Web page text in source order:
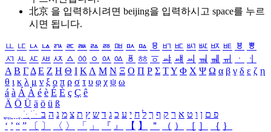
北京 을 입력하시려면 beijing을 입력하시고 space를 누르
시면 됩니다.
ㅥ ㅦ ㅧ ㅨ ㅩ ㅪ ㅫ ㅬ ㅭ ㅮ ㅯ ㅰ ㅱ ㅲ ㅳ ㅴ ㅵ ㅶ ㅷ ㅸ
ㅹ
ㅺ ㅻ ㅼ ㅽ ㅾ ㅿ ㆀ ㆁ ㆂ ㆃ ㆄ ㆅ ㆆ ㆇ ㆈ ㆉ ㆊ ㆋ ㆌ ㆍ
ㆎ
Α Β ΓΔ Ε Ζ Η Θ Ι ΚΛ Μ Ν Ξ Ο Π Ρ Σ ΤΥ Φ Χ Ψ Ω α β γ δ ε ζ η
θ ι κ λ μ ν ξ ο π ρ σ τ υ φ χ ψ ω
á à Á À é è É È ç Ç ê
Ä Ö Ü ä ö ü ß
ִֶֹ ֻּ ׁׂ פ ם ן ו ט א ר ק ף ך ל ח י ע כ ג ד ש ץ ת צ מ נ ה ב
‘ ’ “ ” 〔 〕 〈 〉 「 」 『 』 【 】 ＂ （ ） ［ ］ ｛ ｝